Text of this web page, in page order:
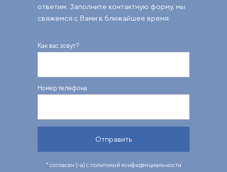
ответим. Заполните контактную форму, мы
свяжемся с Вами в ближайшее время
Как вас зовут?
Номер телефона
Отправить
* согласен (-а) с политикой конфиденциальности